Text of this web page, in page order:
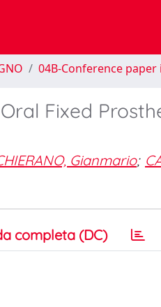
04B-Conference paper
Fixed
Gianmario;
completa (DC)